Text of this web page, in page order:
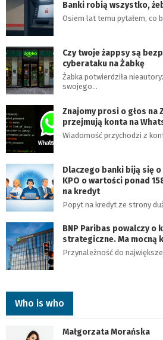
Banki robią wszystko,
Osiem lat temu pytałem, co
Czy twoje żappsy są
cyberataku na Żabkę
Żabka potwierdziła
swojego…
Znajomy prosi o głos na
przejmują konta na
Wiadomość przychodzi z
Dlaczego banki biją się
KPO o wartości ponad
na kredyt
Popyt na kredyt ze strony
BNP Paribas powalczy o
strategiczne. Ma mocną
Przynależność do
Who is who
Małgorzata Morańska